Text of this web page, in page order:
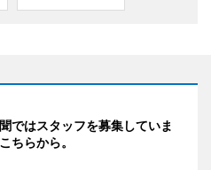
ではスタッフを募集していま
ちらから。